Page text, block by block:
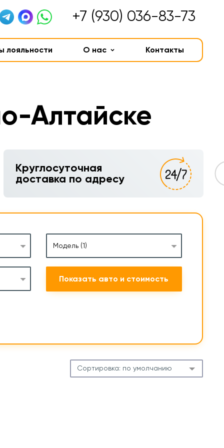
+7 (930) 036-83-73
лояльности О нас Контакты
Алтайске
Круглосуточная
доставка по адресу
Модель (1)
Показать авто и стоимость
Сортировка: по умолчанию